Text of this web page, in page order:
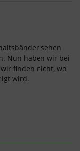
sehen
Nun haben wir bei
finden nicht, wo
wird.